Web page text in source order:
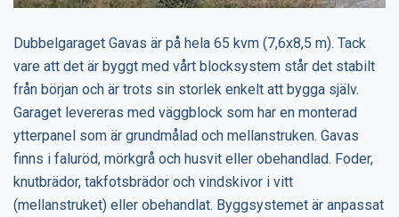
Dubbelgaraget Gavas är på hela 65 kvm (7,6x8,5 m). Tack
vare att det är byggt med vårt blocksystem står det stabilt
från början och är trots sin storlek enkelt att bygga själv.
Garaget levereras med väggblock som har en monterad
ytterpanel som är grundmålad och mellanstruken. Gavas
finns i faluröd, mörkgrå och husvit eller obehandlad. Foder,
knutbrädor, takfotsbrädor och vindskivor i vitt
(mellanstruket) eller obehandlat. Byggsystemet är anpassat